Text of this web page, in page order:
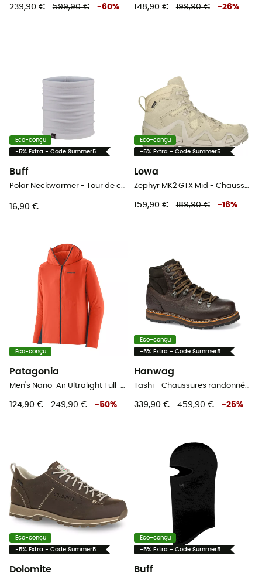
239,90 € 599,90 € -60% 148,90 € 199,90 € -26%
Eco-conçu
-5% Extra - Code Summer5
Buff
Polar Neckwarmer - Tour de cou
16,90 €
Eco-conçu
-5% Extra - Code Summer5
Lowa
Zephyr MK2 GTX Mid - Chaussures trekking
159,90 € 189,90 € -16%
Eco-conçu
Patagonia
Men's Nano-Air Ultralight Full-Zip Hoody - Veste softshell homme
124,90 € 249,90 € -50%
Eco-conçu
-5% Extra - Code Summer5
Hanwag
Tashi - Chaussures randonnée homme
339,90 € 459,90 € -26%
Eco-conçu
-5% Extra - Code Summer5
Dolomite
Eco-conçu
-5% Extra - Code Summer5
Buff